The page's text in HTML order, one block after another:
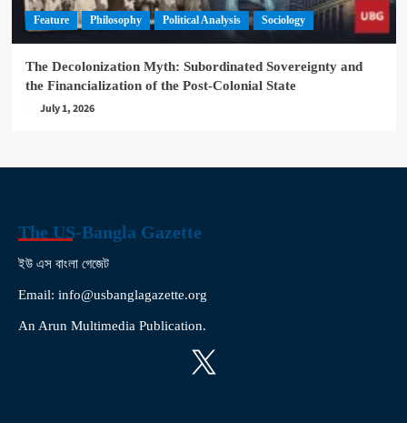
Feature Philosophy Political Analysis Sociology
The Decolonization Myth: Subordinated Sovereignty and
the Financialization of the Post-Colonial State
July 1, 2026
The US-Bangla Gazette
ইউ এস বাংলা গেজেট
Email: info@usbanglagazette.org
An Arun Multimedia Publication.
X